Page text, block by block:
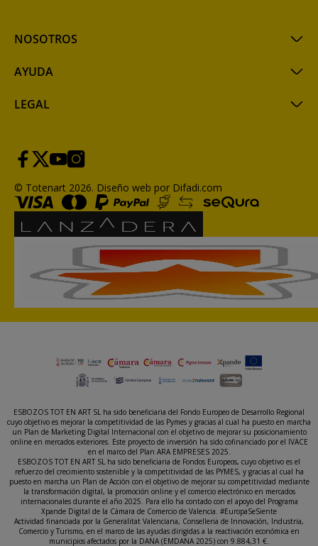
NOSOTROS
AYUDA
LEGAL
© Totenart 2026. Diseño web por Difadi.com
ESBOZOS TOT EN ART SL ha sido beneficiaria del Fondo Europeo de Desarrollo Regional
cuyo objetivo es mejorar la competitividad de las Pymes y gracias al cual ha puesto en marcha
un Plan de Marketing Digital Internacional con el objetivo de mejorar su posicionamiento
online en mercados exteriores. Este proyecto de inversión ha sido cofinanciado por el IVACE
en el marco del Plan ARA EMPRESES 2025.
ESBOZOS TOT EN ART SL ha sido beneficiaria de Fondos Europeos, cuyo objetivo es el
refuerzo del crecimiento sostenible y la competitividad de las PYMES, y gracias al cual ha
puesto en marcha un Plan de Acción con el objetivo de mejorar su competitividad mediante
la transformación digital, la promoción online y el comercio electrónico en mercados
internacionales durante el año 2025. Para ello ha contado con el apoyo del Programa
Xpande Digital de la Cámara de Comercio de Valencia. #EuropaSeSiente
Actividad financiada por la Generalitat Valenciana, Conselleria de Innovación, Industria,
Comercio y Turismo, en el marco de las ayudas dirigidas a la reactivación económica en
municipios afectados por la DANA (EMDANA 2025) con 9.884,31 €.